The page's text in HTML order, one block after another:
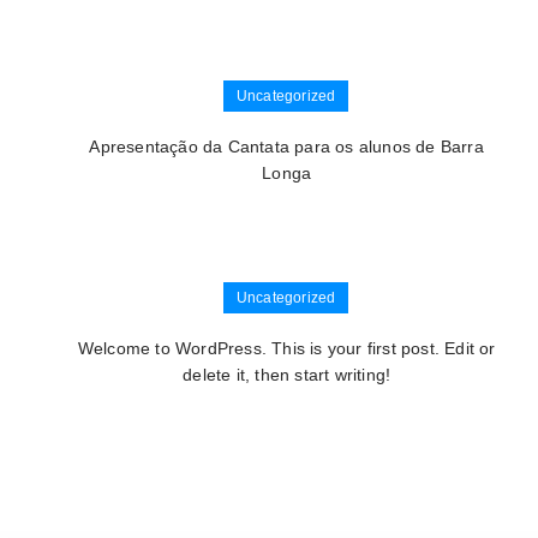
Uncategorized
Apresentação da Cantata para os alunos de Barra
Longa
Uncategorized
Welcome to WordPress. This is your first post. Edit or
delete it, then start writing!